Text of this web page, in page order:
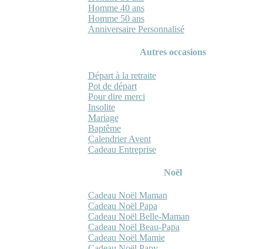
Homme 40 ans
Homme 50 ans
Anniversaire Personnalisé
Autres occasions
Départ à la retraite
Pot de départ
Pour dire merci
Insolite
Mariage
Baptême
Calendrier Avent
Cadeau Entreprise
Noël
Cadeau Noël Maman
Cadeau Noël Papa
Cadeau Noël Belle-Maman
Cadeau Noël Beau-Papa
Cadeau Noël Mamie